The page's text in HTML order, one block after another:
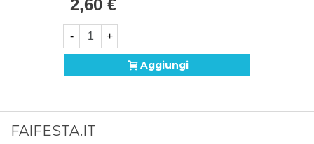
2,60 €
- +
Aggiungi
FAIFESTA.IT